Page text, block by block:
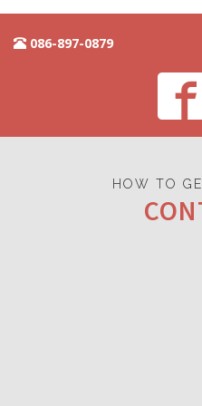
086-897-0879
HOW TO